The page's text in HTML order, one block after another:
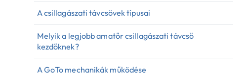
A csillagászati távcsövek típusai
Melyik a legjobb amatőr csillagászati távcső
kezdőknek?
A GoTo mechanikák működése